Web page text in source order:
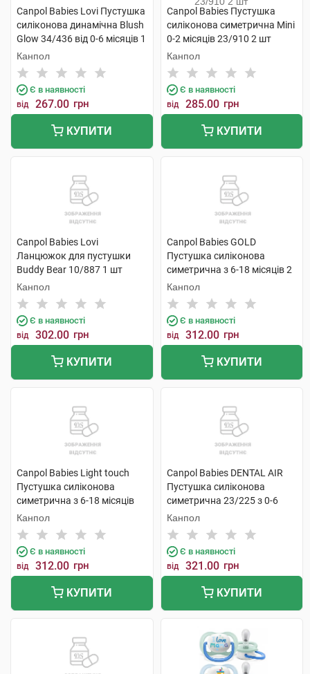
Canpol Babies Lovi Пустушка
силіконова динамічна Blush
Glow 34/436 від 0-6 місяців 1
шт
Канпол
Є в наявності
від 267.00 грн
КУПИТИ
Canpol Babies Пустушка
силіконова симетрична Mini
0-2 місяців 23/910 2 шт
Канпол
Є в наявності
від 285.00 грн
КУПИТИ
Canpol Babies Lovi
Ланцюжок для пустушки
Buddy Bear 10/887 1 шт
Канпол
Є в наявності
від 302.00 грн
КУПИТИ
Canpol Babies GOLD
Пустушка силіконова
симетрична з 6-18 місяців 2
шт
Канпол
Є в наявності
від 312.00 грн
КУПИТИ
Canpol Babies Light touch
Пустушка силіконова
симетрична з 6-18 місяців
22/668 Гуси 2 шт
Канпол
Є в наявності
від 312.00 грн
КУПИТИ
Canpol Babies DENTAL AIR
Пустушка силіконова
симетрична 23/225 з 0-6
місяців 2 шт
Канпол
Є в наявності
від 321.00 грн
КУПИТИ